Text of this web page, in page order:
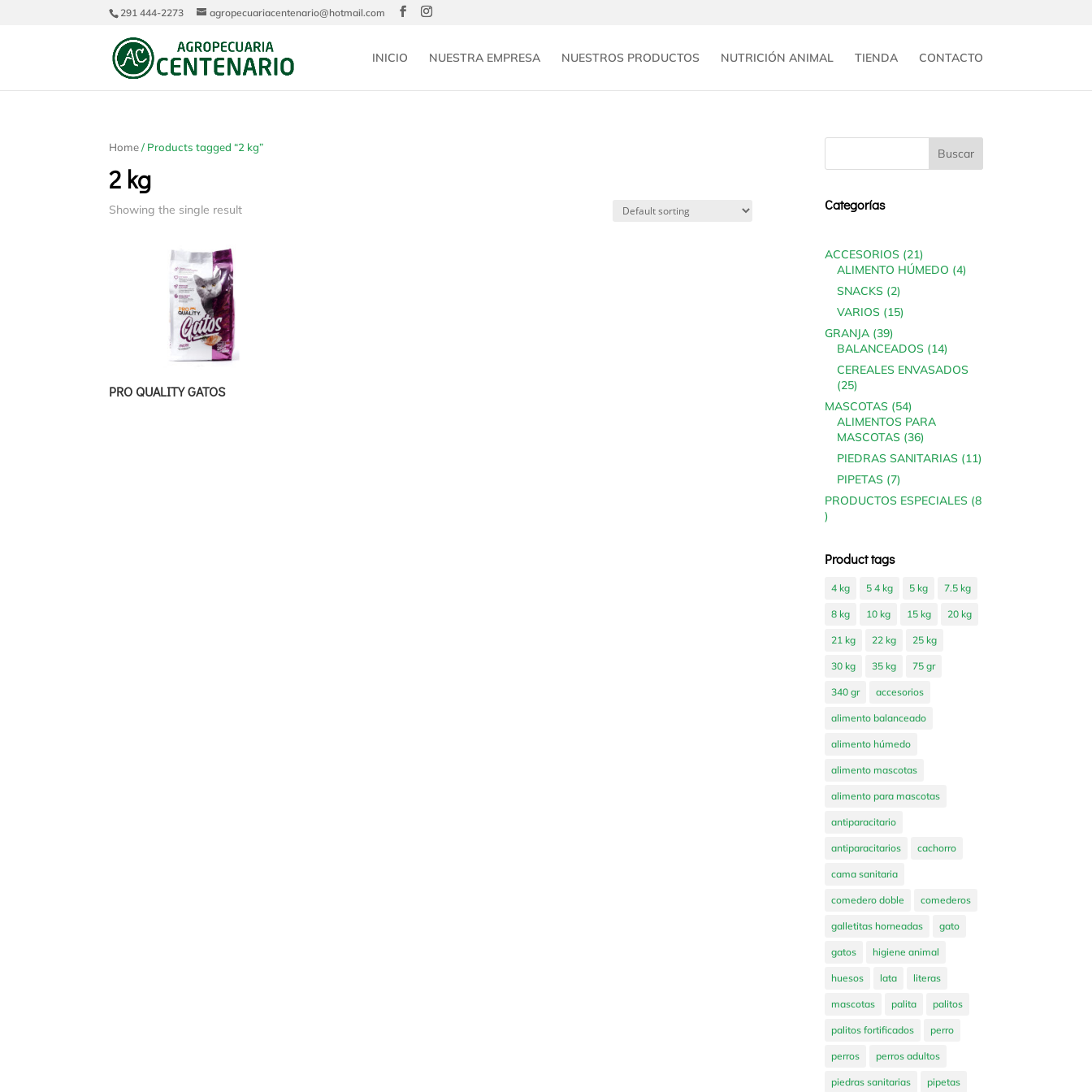
291 444-2273 agropecuariacentenario@hotmail.com
INICIO NUESTRA EMPRESA NUESTROS PRODUCTOS NUTRICIÓN ANIMAL TIENDA CONTACTO
Home/ Products tagged “2 kg”
2 kg
Showing the single result
PRO QUALITY GATOS
Categorías
ACCESORIOS 2121
products
ALIMENTO HÚMEDO 44
SNACKS 22
products
VARIOS 1515
GRANJA 3939
products
BALANCEADOS 1414
products
CEREALES ENVASADOS
2525
products
MASCOTAS 5454
products
ALIMENTOS PARA
MASCOTAS 3636
products
PIEDRAS SANITARIAS 1111
PIPETAS 77
products
PRODUCTOS ESPECIALES 8
8
Product tags
4 kg 5 4 kg 5 kg 7.5 kg
8 kg 10 kg 15 kg 20 kg
21 kg 22 kg 25 kg
30 kg 35 kg 75 gr
340 gr accesorios
alimento balanceado
alimento húmedo
alimento mascotas
alimento para mascotas
antiparacitario
antiparacitarios cachorro
cama sanitaria
comedero doble comederos
galletitas horneadas gato
gatos higiene animal
huesos lata literas
mascotas palita palitos
palitos fortificados perro
perros perros adultos
piedras sanitarias pipetas